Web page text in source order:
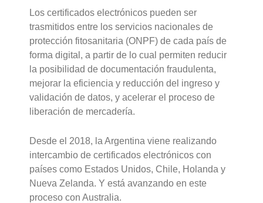
Los certificados electrónicos pueden ser
trasmitidos entre los servicios nacionales de
protección fitosanitaria (ONPF) de cada país de
forma digital, a partir de lo cual permiten reducir
la posibilidad de documentación fraudulenta,
mejorar la eficiencia y reducción del ingreso y
validación de datos, y acelerar el proceso de
liberación de mercadería.
Desde el 2018, la Argentina viene realizando
intercambio de certificados electrónicos con
países como Estados Unidos, Chile, Holanda y
Nueva Zelanda. Y está avanzando en este
proceso con Australia.